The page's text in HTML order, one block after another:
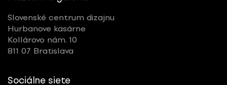
Slovenské centrum dizajnu
Hurbanove kasárne
Kollárovo nám. 10
811 07 Bratislava
Sociálne siete